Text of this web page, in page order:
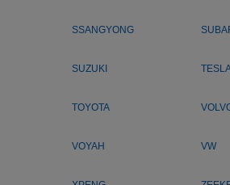
SSANGYONG
SUZUKI
TOYOTA
VOYAH VW